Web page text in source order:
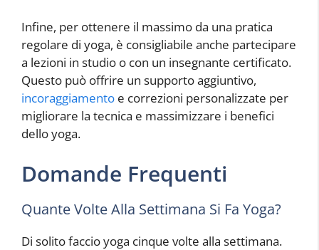
Infine, per ottenere il massimo da una pratica
regolare di yoga, è consigliabile anche partecipare
a lezioni in studio o con un insegnante certificato.
Questo può offrire un supporto aggiuntivo,
incoraggiamento e correzioni personalizzate per
migliorare la tecnica e massimizzare i benefici
dello yoga.
Domande Frequenti
Quante Volte Alla Settimana Si Fa Yoga?
Di solito faccio yoga cinque volte alla settimana.